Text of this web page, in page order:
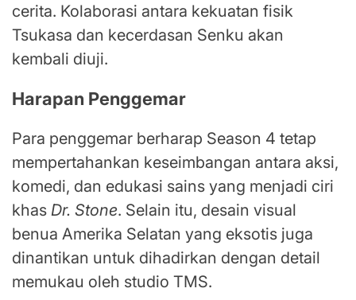
cerita. Kolaborasi antara kekuatan fisik
Tsukasa dan kecerdasan Senku akan
kembali diuji.
Harapan Penggemar
Para penggemar berharap Season 4 tetap
mempertahankan keseimbangan antara aksi,
komedi, dan edukasi sains yang menjadi ciri
khas Dr. Stone. Selain itu, desain visual
benua Amerika Selatan yang eksotis juga
dinantikan untuk dihadirkan dengan detail
memukau oleh studio TMS.